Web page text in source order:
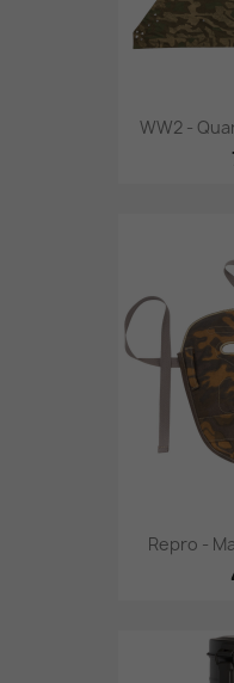
WW2 -
Repro -